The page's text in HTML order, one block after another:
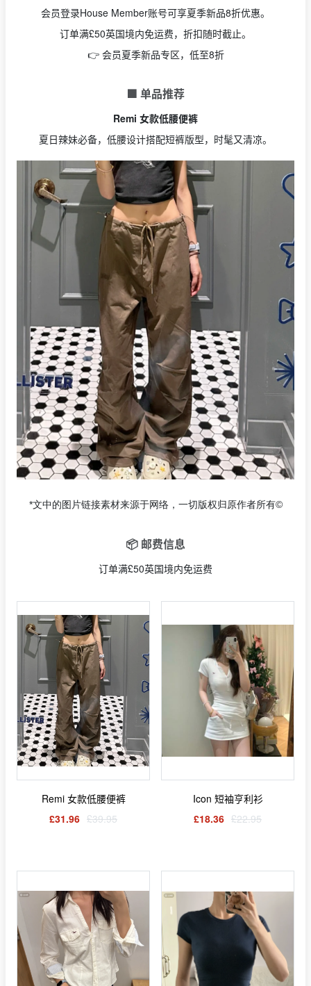
会员登录House Member账号可享夏季新品8折优惠。
订单满£50英国境内免运费，折扣随时截止。
👉 会员夏季新品专区，低至8折
🟩 单品推荐
Remi 女款低腰便裤
夏日辣妹必备，低腰设计搭配短裤版型，时髦又清凉。
*文中的图片链接素材来源于网络，一切版权归原作者所有©
📦 邮费信息
订单满£50英国境内免运费
Remi 女款低腰便裤
£31.96 £39.95
Icon 短袖亨利衫
£18.36 £22.95